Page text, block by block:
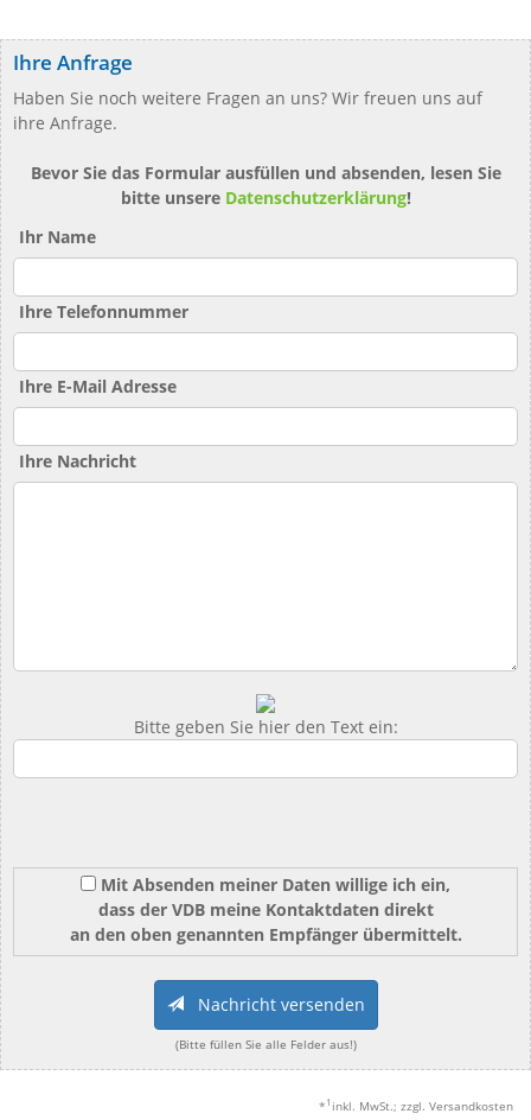
Ihre Anfrage
Haben Sie noch weitere Fragen an uns? Wir freuen uns auf
ihre Anfrage.
Bevor Sie das Formular ausfüllen und absenden, lesen Sie
bitte unsere Datenschutzerklärung!
Ihr Name
Ihre Telefonnummer
Ihre E-Mail Adresse
Ihre Nachricht
Bitte geben Sie hier den Text ein:
Mit Absenden meiner Daten willige ich ein,
dass der VDB meine Kontaktdaten direkt
an den oben genannten Empfänger übermittelt.
Nachricht versenden
(Bitte füllen Sie alle Felder aus!)
* 1 inkl. MwSt.; zzgl. Versandkosten